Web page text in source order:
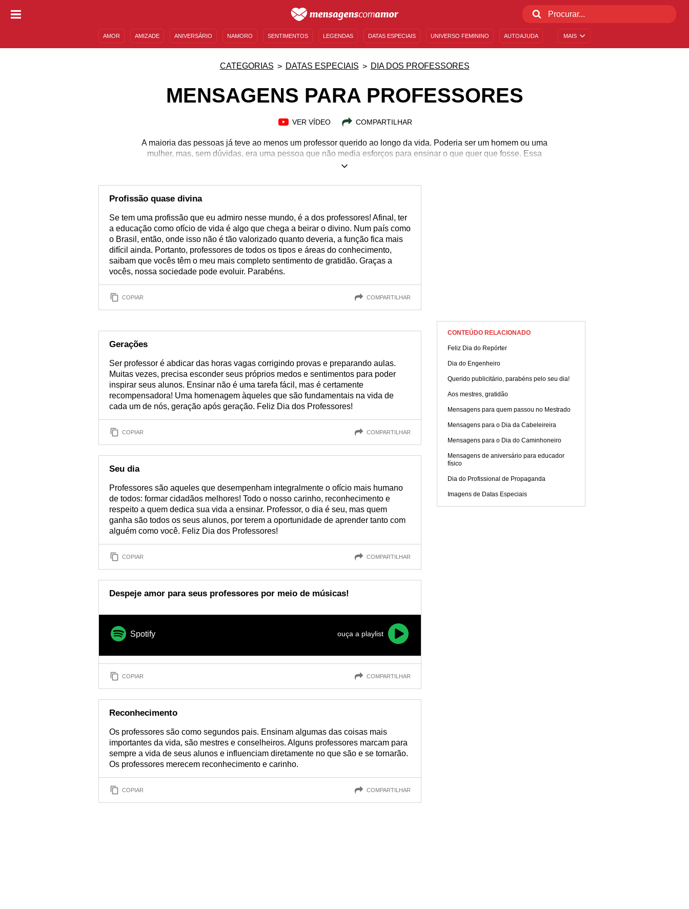
MAIS
AMOR AMIZADE ANIVERSÁRIO NAMORO SENTIMENTOS LEGENDAS DATAS ESPECIAIS UNIVERSO FEMININO AUTOAJUDA
CATEGORIAS DATAS ESPECIAIS DIA DOS PROFESSORES
MENSAGENS PARA PROFESSORES
VER VÍDEO COMPARTILHAR
A maioria das pessoas já teve ao menos um professor querido ao longo da vida. Poderia ser um homem ou uma
mulher, mas, sem dúvidas, era uma pessoa que não media esforços para ensinar o que quer que fosse. Essa
profissão não é valorizada pelo mercado de trabalho, ainda que todos os outros profissionais sejam formados a
qualidades devem ser admiradas e enaltecidas com mensagens de agradecimento ao professor. Mostre ao seu
mestre ou à sua professora querida que essa pessoa foi essencial em sua formação e em seu desenvolvimento!
Profissão quase divina
Se tem uma profissão que eu admiro nesse mundo, é a dos professores! Afinal, ter
a educação como ofício de vida é algo que chega a beirar o divino. Num país como
o Brasil, então, onde isso não é tão valorizado quanto deveria, a função fica mais
difícil ainda. Portanto, professores de todos os tipos e áreas do conhecimento,
saibam que vocês têm o meu mais completo sentimento de gratidão. Graças a
vocês, nossa sociedade pode evoluir. Parabéns.
COPIAR COMPARTILHAR
Gerações
Ser professor é abdicar das horas vagas corrigindo provas e preparando aulas.
Muitas vezes, precisa esconder seus próprios medos e sentimentos para poder
inspirar seus alunos. Ensinar não é uma tarefa fácil, mas é certamente
recompensadora! Uma homenagem àqueles que são fundamentais na vida de
cada um de nós, geração após geração. Feliz Dia dos Professores!
COPIAR COMPARTILHAR
Seu dia
Professores são aqueles que desempenham integralmente o ofício mais humano
de todos: formar cidadãos melhores! Todo o nosso carinho, reconhecimento e
respeito a quem dedica sua vida a ensinar. Professor, o dia é seu, mas quem
ganha são todos os seus alunos, por terem a oportunidade de aprender tanto com
alguém como você. Feliz Dia dos Professores!
COPIAR COMPARTILHAR
Despeje amor para seus professores por meio de músicas!
Spotify ouça a playlist
COPIAR COMPARTILHAR
Reconhecimento
Os professores são como segundos pais. Ensinam algumas das coisas mais
importantes da vida, são mestres e conselheiros. Alguns professores marcam para
sempre a vida de seus alunos e influenciam diretamente no que são e se tornarão.
Os professores merecem reconhecimento e carinho.
COPIAR COMPARTILHAR
CONTEÚDO RELACIONADO
Feliz Dia do Repórter
Dia do Engenheiro
Querido publicitário, parabéns pelo seu dia!
Aos mestres, gratidão
Mensagens para quem passou no Mestrado
Mensagens para o Dia da Cabeleireira
Mensagens para o Dia do Caminhoneiro
Mensagens de aniversário para educador
físico
Dia do Profissional de Propaganda
Imagens de Datas Especiais